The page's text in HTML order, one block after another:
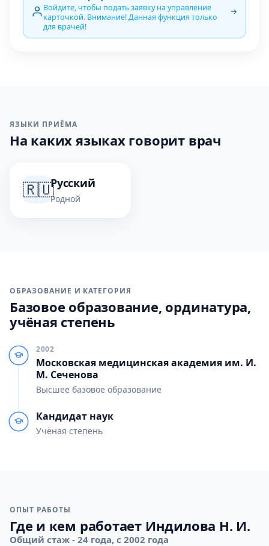
Войдите, чтобы подать заявку на управление
карточкой. Внимание! Данная функция только
для врачей!
ЯЗЫКИ ПРИЁМА
На каких языках говорит врач
🇷🇺Русский
Родной
ОБРАЗОВАНИЕ И КАТЕГОРИЯ
Базовое образование, ординатура,
учёная степень
2002
Московская медицинская академия им. И.
М. Сеченова
Высшее базовое образование
Кандидат наук
Учёная степень
ОПЫТ РАБОТЫ
Где и кем работает Индилова Н. И.
Общий стаж - 24 года, с 2002 года